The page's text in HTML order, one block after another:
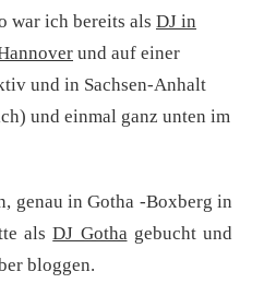
war ich bereits als DJ in
und auf einer
und in Sachsen-Anhalt
und einmal ganz unten im
genau in Gotha -Boxberg in
alsDJ Gothagebucht und
bloggen.